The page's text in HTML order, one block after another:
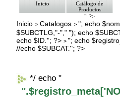
Inicio
Catálogo de
Productos
"; ?>
Ventas Empresa/ Gobierno
Ofertas
Envíos y Formas de Pago
Nosotros
Bolsa de Trabajo
Contacto
Inicio >Catalogos >"; echo
$SUBCTLG,"-"," "); echo
echo $ID.''; ?>>"; echo
//echo $SUBCAT.''; ?>
*/ echo "